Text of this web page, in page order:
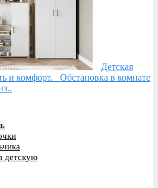
Детская
и комфорт. Обстановка в комнате
детскую